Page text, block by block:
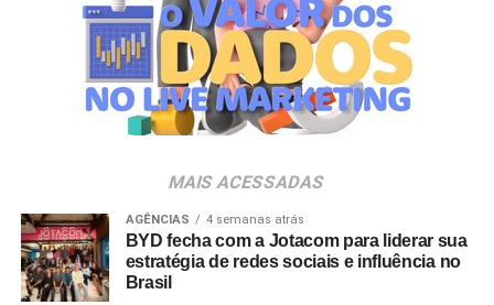
e gere impacto direto em seu crescimento global.
Segundo Troitinho, a chegada do novo cliente reforça o
posicionamento da Score Media como parceira de
negócios estratégicos para marcas líderes em seus
setores. “Nosso objetivo é potencializar a presença digital
estratégicas que sustentem sua expansão no Brasil e no
exterior”, completa.
MAIS ACESSADAS
AGÊNCIAS 4 semanas atrás
BYD fecha com a Jotacom para liderar sua
estratégia de redes sociais e influência no
Brasil